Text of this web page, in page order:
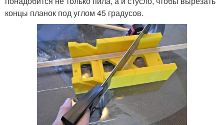
концы планок под углом 45 градусов.